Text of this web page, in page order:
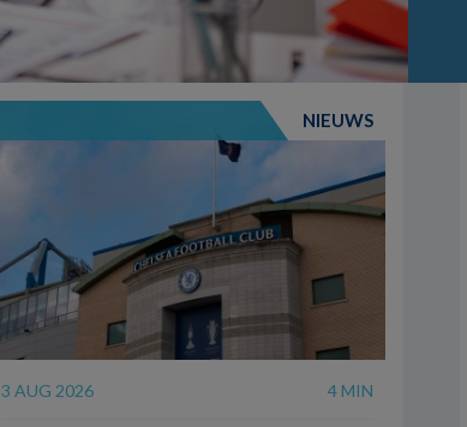
NIEUWS
3 AUG 2026 4 MIN